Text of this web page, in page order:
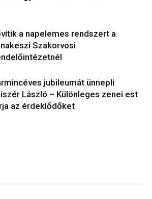
a napelemes rendszert a
Szakorvosi
jubileumát ünnepli
László – Különleges zenei est
az érdeklődőket